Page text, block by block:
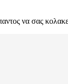
να σας